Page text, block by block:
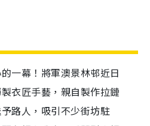
一幕！將軍澳景林邨近日
衣匠手藝，親自製作拉鏈
路人，吸引不少街坊駐